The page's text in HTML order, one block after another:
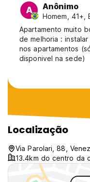
A Anônimo
Homem, 41+,
Apartamento muito bom
de melhoria :
nos apartamentos
disponivel na sede)
Localização
Via Parolari, 88,
13.4km do centro da